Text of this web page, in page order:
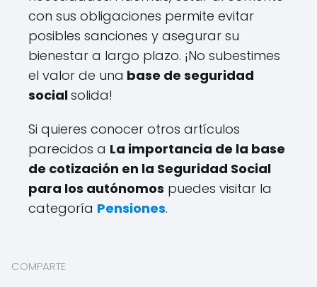
con sus obligaciones permite evitar
posibles sanciones y asegurar su
bienestar a largo plazo. ¡No subestimes
el valor de una base de seguridad
socialsolida!
Si quieres conocer otros artículos
parecidos a La importancia de la base
de cotización en la Seguridad Social
para los autónomos puedes visitar la
categoría Pensiones.
COMPARTE